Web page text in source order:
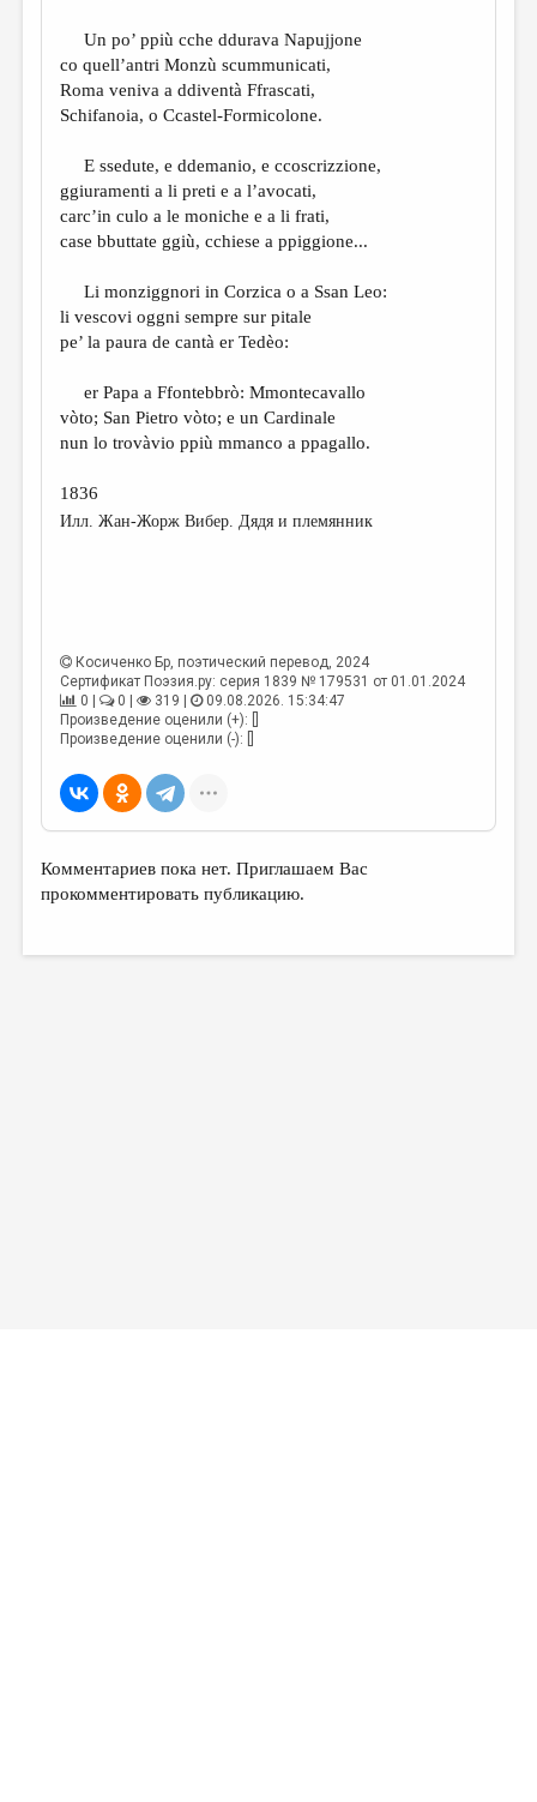
Un po’ ppiù cche ddurava Napujjone
co quell’antri Monzù scummunicati,
Roma veniva a ddiventà Ffrascati,
Schifanoia, o Ccastel-Formicolone.
E ssedute, e ddemanio, e ccoscrizzione,
ggiuramenti a li preti e a l’avocati,
carc’in culo a le moniche e a li frati,
case bbuttate ggiù, cchiese a ppiggione...
Li monziggnori in Corzica o a Ssan Leo:
li vescovi oggni sempre sur pitale
pe’ la paura de cantà er Tedèo:
er Papa a Ffontebbrò: Mmontecavallo
vòto; San Pietro vòto; e un Cardinale
nun lo trovàvio ppiù mmanco a ppagallo.
1836
Илл. Жан-Жорж Вибер. Дядя и племянник
Косиченко Бр , поэтический перевод, 2024
Сертификат Поэзия.ру: серия 1839 № 179531 от 01.01.2024
0 |
0 | 319 |
09.08.2026. 15:34:47
Произведение оценили (+): []
Произведение оценили (-): []
Комментариев пока нет. Приглашаем Вас
прокомментировать публикацию.